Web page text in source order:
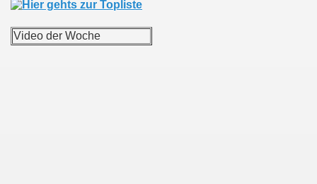
Video der Woche